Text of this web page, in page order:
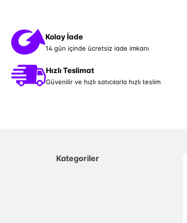
Kolay İade
14 gün içinde ücretsiz iade imkanı
Hızlı Teslimat
Güvenilir ve hızlı satıcılarla hızlı teslim
Kategoriler